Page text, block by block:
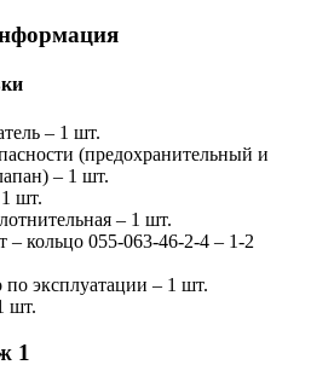
– 1 шт.
(предохранительный и
– 1 шт.
шт.
– 1 шт.
– кольцо 055-063-46-2-4 – 1-2
по эксплуатации – 1 шт.
шт.
1